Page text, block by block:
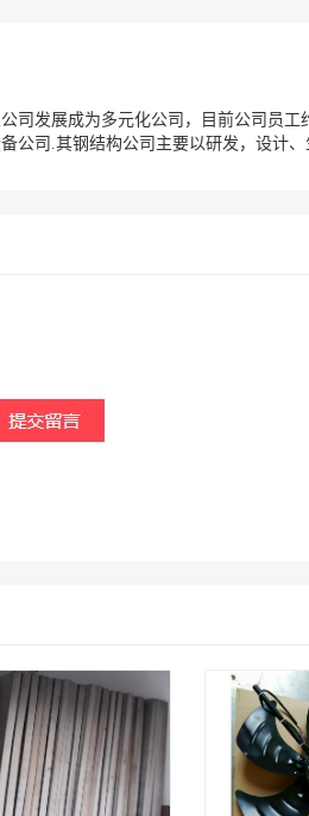
司发展成为多元化公司，目前公司员
公司.其钢结构公司主要以研发，设计